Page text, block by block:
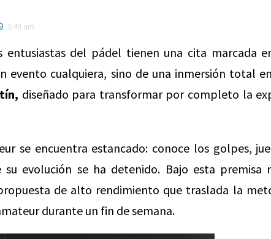
6:40 am
entusiastas del pádel tienen una cita marcada
evento cualquiera, sino de una inmersión total
diseñado para transformar por completo la
se encuentra estancado: conoce los golpes,
su evolución se ha detenido. Bajo esta premisa
de alto rendimiento que traslada la
durante un fin de semana.